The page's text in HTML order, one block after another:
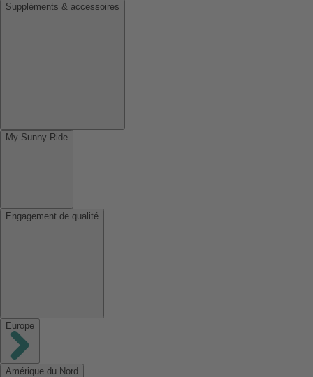
Suppléments & accessoires
My Sunny Ride
Engagement de qualité
Europe
Amérique du Nord